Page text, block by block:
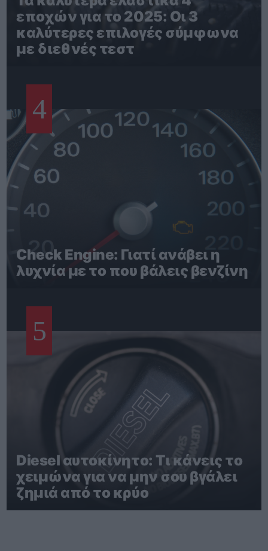
εποχών για το 2025: Οι 3
καλύτερες επιλογές σύμφωνα
με διεθνές τεστ
4
Check Engine: Γιατί ανάβει η
λυχνία με το που βάλεις βενζίνη
5
Diesel αυτοκίνητο: Τι κάνεις το
χειμώνα για να μην σου βγάλει
ζημιά από το κρύο